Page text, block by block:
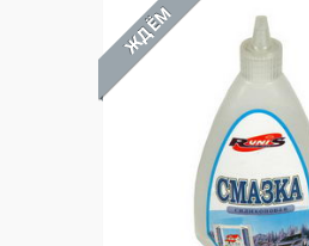
ЖДЁМ